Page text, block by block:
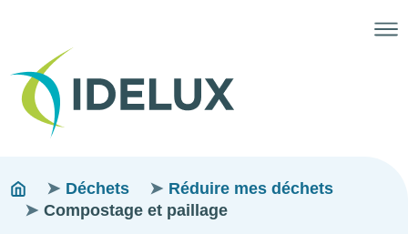
Fils
d'ariane
You
are
Déchets
Réduire mes déchets
Compostage et paillage